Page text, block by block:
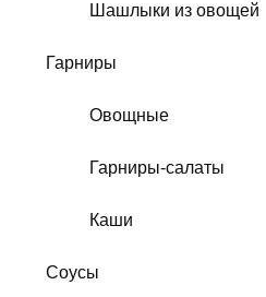
Шашлыки из овощей
Гарниры
Овощные
Гарниры-салаты
Каши
Соусы